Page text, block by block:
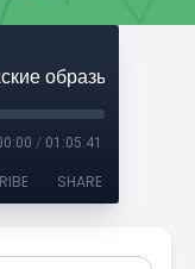
/ 01:05:41
SHARE